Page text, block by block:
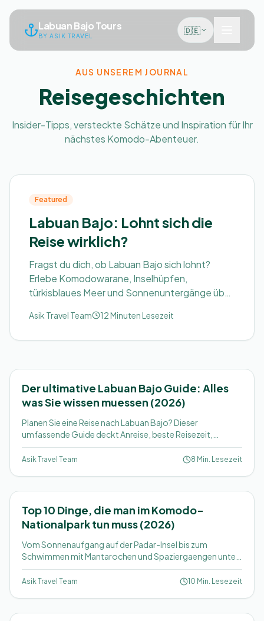
Labuan Bajo Tours
BY ASIK TRAVEL
🇩🇪
AUS UNSEREM JOURNAL
Reisegeschichten
Insider-Tipps, versteckte Schätze und Inspiration für Ihr
nächstes Komodo-Abenteuer.
Featured
Labuan Bajo: Lohnt sich die
Reise wirklich?
Fragst du dich, ob Labuan Bajo sich lohnt?
Erlebe Komodowarane, Inselhüpfen,
türkisblaues Meer und Sonnenuntergänge über
Nationalpark.
Asik Travel Team 12 Minuten Lesezeit
Der ultimative Labuan Bajo Guide: Alles
was Sie wissen muessen (2026)
Planen Sie eine Reise nach Labuan Bajo? Dieser
umfassende Guide deckt Anreise, beste Reisezeit,
Packliste, Budget-Tipps, kulturelle Etikette und Insider-
Ratschlaege von lokalen Guides ab.
Asik Travel Team 8 Min. Lesezeit
Top 10 Dinge, die man im Komodo-
Nationalpark tun muss (2026)
Vom Sonnenaufgang auf der Padar-Insel bis zum
Schwimmen mit Mantarochen und Spaziergaengen unter
Komodowaranen, hier sind die 10 besten Erlebnisse, die
im Komodo-Nationalpark auf Sie warten.
Asik Travel Team 10 Min. Lesezeit